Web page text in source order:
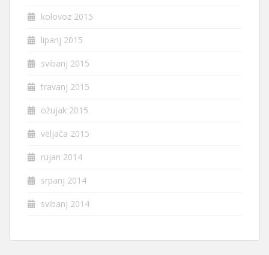
kolovoz 2015
lipanj 2015
svibanj 2015
travanj 2015
ožujak 2015
veljača 2015
rujan 2014
srpanj 2014
svibanj 2014